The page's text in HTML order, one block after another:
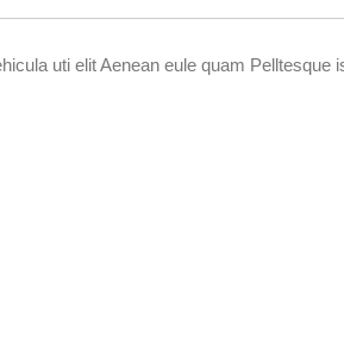
uti elit Aenean eule quam